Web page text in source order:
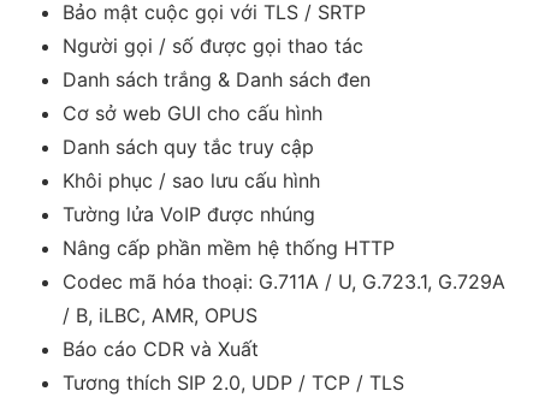
Bảo mật cuộc gọi với TLS / SRTP
Người gọi / số được gọi thao tác
Danh sách trắng & Danh sách đen
Cơ sở web GUI cho cấu hình
Danh sách quy tắc truy cập
Khôi phục / sao lưu cấu hình
Tường lửa VoIP được nhúng
Nâng cấp phần mềm hệ thống HTTP
Codec mã hóa thoại: G.711A / U, G.723.1, G.729A
/ B, iLBC, AMR, OPUS
Báo cáo CDR và ​​Xuất
Tương thích SIP 2.0, UDP / TCP / TLS